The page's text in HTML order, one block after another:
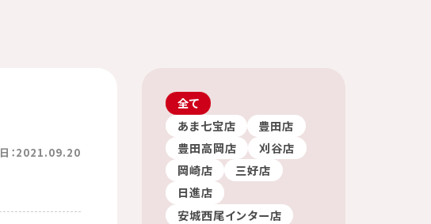
：2021.09.20
全て
あま七宝店
豊田店
豊田高岡店
刈谷店
岡崎店
三好店
日進店
安城西尾インター店